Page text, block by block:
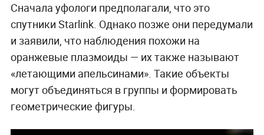
Сначала уфологи предполагали, что это
спутники Starlink. Однако позже они передумали
и заявили, что наблюдения похожи на
оранжевые плазмоиды — их также называют
«летающими апельсинами». Такие объекты
могут объединяться в группы и формировать
геометрические фигуры.